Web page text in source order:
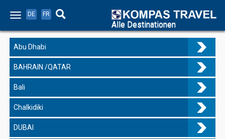
DE FR
Alle Destinationen
Abu Dhabi
BAHRAIN /QATAR
Bali
Chalkidiki
DUBAI